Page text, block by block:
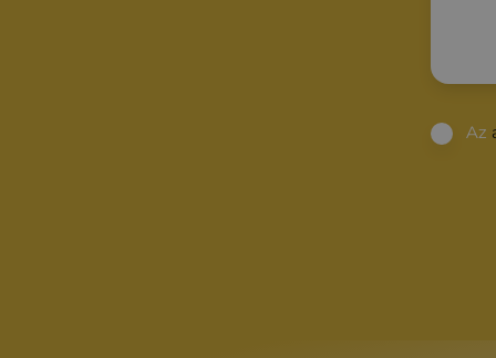
Az